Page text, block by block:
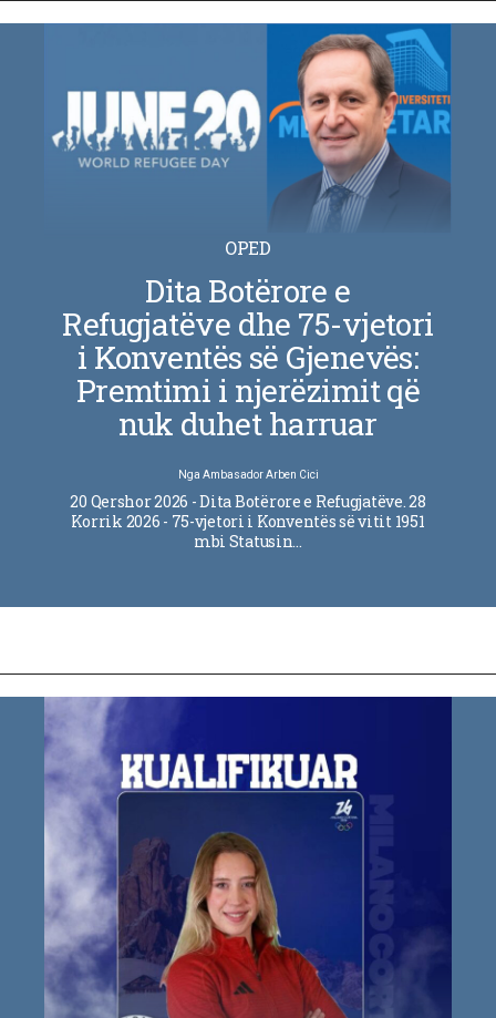
OPED
Dita Botërore e
Refugjatëve dhe 75-vjetori
i Konventës së Gjenevës:
Premtimi i njerëzimit që
nuk duhet harruar
Nga Ambasador Arben Cici
20 Qershor 2026 - Dita Botërore e Refugjatëve. 28
Korrik 2026 - 75-vjetori i Konventës së vitit 1951
mbi Statusin…